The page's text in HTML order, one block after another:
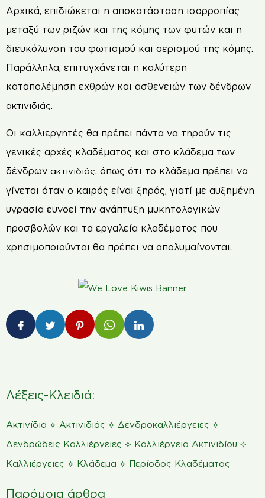
Αρχικά, επιδιώκεται η αποκατάσταση ισορροπίας
μεταξύ των ριζών και της κόμης των φυτών και η
διευκόλυνση του φωτισμού και αερισμού της κόμης.
Παράλληλα, επιτυγχάνεται η καλύτερη
καταπολέμηση εχθρών και ασθενειών των δένδρων
ακτινιδιάς
Οι καλλιεργητές θα πρέπει πάντα να τηρούν τις
γενικές αρχές κλαδέματος και στο κλάδεμα των
δένδρων ακτινιδιάς, όπως ότι το κλάδεμα πρέπει να
γίνεται όταν ο καιρός είναι ξηρός, γιατί με αυξημένη
υγρασία ευνοεί την ανάπτυξη μυκητολογικών
προσβολών και τα εργαλεία κλαδέματος που
χρησιμοποιούνται θα πρέπει να απολυμαίνονται.
Λέξεις-Κλειδιά:
Ακτινίδια ⟡ Ακτινιδιάς ⟡ Δενδροκαλλιέργειες ⟡
Δενδρώδεις Καλλιέργειες ⟡ Καλλιέργεια Ακτινιδίου ⟡
Καλλιέργειες ⟡ Κλάδεμα ⟡ Περίοδος Κλαδέματος
Παρόμοια άρθρα